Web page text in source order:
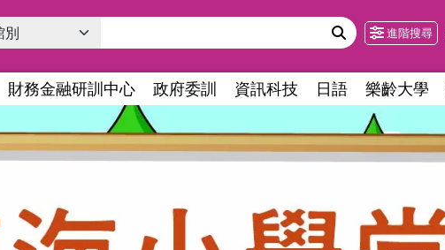
進階搜尋
財務金融研訓中心 政府委訓 資訊科技 日語 樂齡大學